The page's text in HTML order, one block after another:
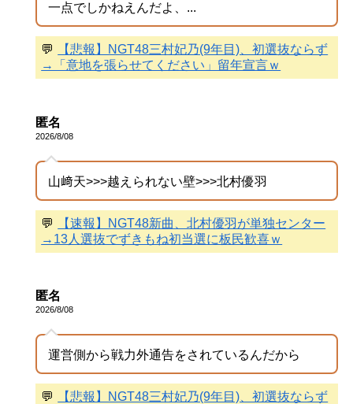
一点でしかねえんだよ、...
💬
【悲報】NGT48三村妃乃(9年目)、初選抜ならず
→「意地を張らせてください」留年宣言ｗ
匿名
2026/8/08
山﨑天>>>越えられない壁>>>北村優羽
💬
【速報】NGT48新曲、北村優羽が単独センター
→13人選抜でずきもね初当選に板民歓喜ｗ
匿名
2026/8/08
運営側から戦力外通告をされているんだから
💬
【悲報】NGT48三村妃乃(9年目)、初選抜ならず